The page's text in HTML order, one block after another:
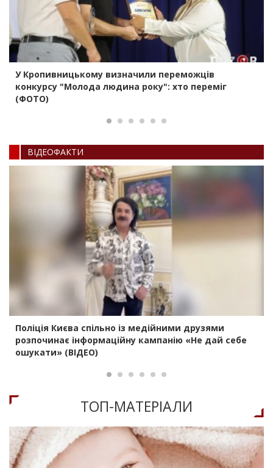
У Кропивницькому визначили переможців
конкурсу "Молода людина року": хто переміг
(ФОТО)
ВIДЕОФАКТИ
Поліція Києва спільно із медійними друзями
розпочинає інформаційну кампанію «Не дай себе
ошукати» (ВІДЕО)
ТОП-МАТЕРIАЛИ